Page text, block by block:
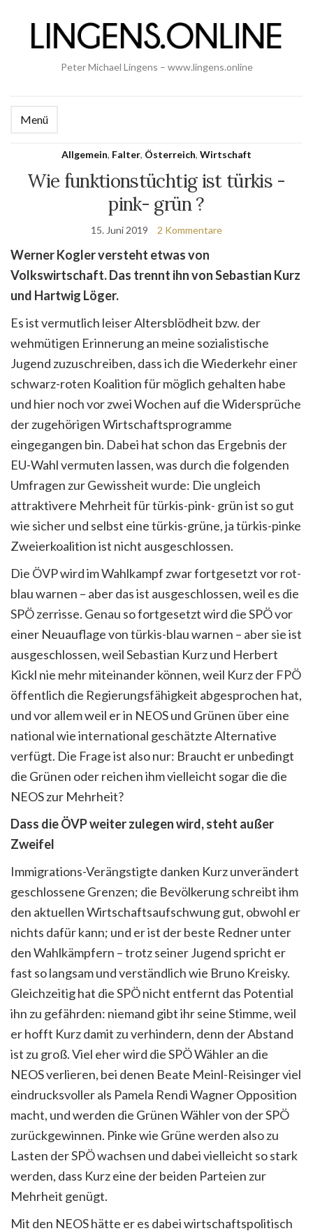
Peter Michael Lingens – www.lingens.online
Menü
Allgemein, Falter, Österreich, Wirtschaft
Wie funktionstüchtig ist türkis -
pink- grün ?
15. Juni 2019 2 Kommentare
Werner Kogler versteht etwas von
Volkswirtschaft. Das trennt ihn von Sebastian Kurz
und Hartwig Löger.
Es ist vermutlich leiser Altersblödheit bzw. der
wehmütigen Erinnerung an meine sozialistische
Jugend zuzuschreiben, dass ich die Wiederkehr einer
schwarz-roten Koalition für möglich gehalten habe
und hier noch vor zwei Wochen auf die Widersprüche
der zugehörigen Wirtschaftsprogramme
eingegangen bin. Dabei hat schon das Ergebnis der
EU-Wahl vermuten lassen, was durch die folgenden
Umfragen zur Gewissheit wurde: Die ungleich
attraktivere Mehrheit für türkis-pink- grün ist so gut
wie sicher und selbst eine türkis-grüne, ja türkis-pinke
Zweierkoalition ist nicht ausgeschlossen.
Die ÖVP wird im Wahlkampf zwar fortgesetzt vor rot-
blau warnen – aber das ist ausgeschlossen, weil es die
SPÖ zerrisse. Genau so fortgesetzt wird die SPÖ vor
einer Neuauflage von türkis-blau warnen – aber sie ist
ausgeschlossen, weil Sebastian Kurz und Herbert
Kickl nie mehr miteinander können, weil Kurz der FPÖ
öffentlich die Regierungsfähigkeit abgesprochen hat,
und vor allem weil er in NEOS und Grünen über eine
national wie international geschätzte Alternative
verfügt. Die Frage ist also nur: Braucht er unbedingt
die Grünen oder reichen ihm vielleicht sogar die die
NEOS zur Mehrheit?
Dass die ÖVP weiter zulegen wird, steht außer
Zweifel
Immigrations-Verängstigte danken Kurz unverändert
geschlossene Grenzen; die Bevölkerung schreibt ihm
den aktuellen Wirtschaftsaufschwung gut, obwohl er
nichts dafür kann; und er ist der beste Redner unter
den Wahlkämpfern – trotz seiner Jugend spricht er
fast so langsam und verständlich wie Bruno Kreisky.
Gleichzeitig hat die SPÖ nicht entfernt das Potential
ihn zu gefährden: niemand gibt ihr seine Stimme, weil
er hofft Kurz damit zu verhindern, denn der Abstand
ist zu groß. Viel eher wird die SPÖ Wähler an die
NEOS verlieren, bei denen Beate Meinl-Reisinger viel
eindrucksvoller als Pamela Rendi Wagner Opposition
macht, und werden die Grünen Wähler von der SPÖ
zurückgewinnen. Pinke wie Grüne werden also zu
Lasten der SPÖ wachsen und dabei vielleicht so stark
werden, dass Kurz eine der beiden Parteien zur
Mehrheit genügt.
Mit den NEOS hätte er es dabei wirtschaftspolitisch